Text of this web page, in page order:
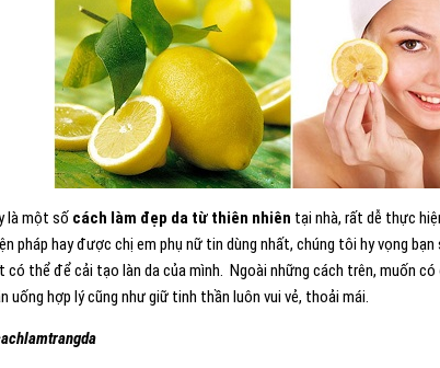
là một số cách làm đẹp da từ thiên nhiên tại nhà, rất dễ thực
pháp hay được chị em phụ nữ tin dùng nhất, chúng tôi hy vọng
có thể để cải tạo làn da của mình. Ngoài những cách trên, muốn
uống hợp lý cũng như giữ tinh thần luôn vui vẻ, thoải mái.